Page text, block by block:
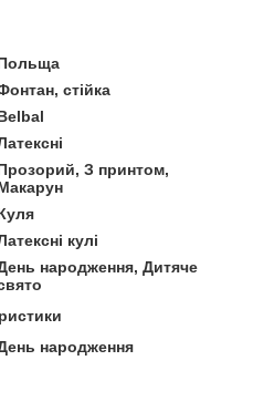
стійка
З принтом,
кулі
народження, Дитяче
народження